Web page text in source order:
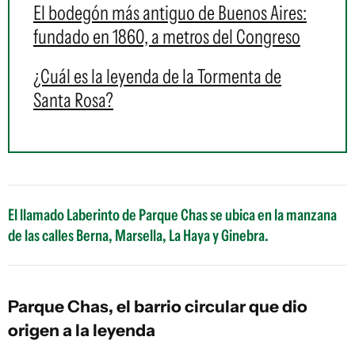
El bodegón más antiguo de Buenos Aires:
fundado en 1860, a metros del Congreso
¿Cuál es la leyenda de la Tormenta de
Santa Rosa?
El llamado Laberinto de Parque Chas se ubica en la manzana
de las calles Berna, Marsella, La Haya y Ginebra.
Parque Chas, el barrio circular que dio
origen a la leyenda